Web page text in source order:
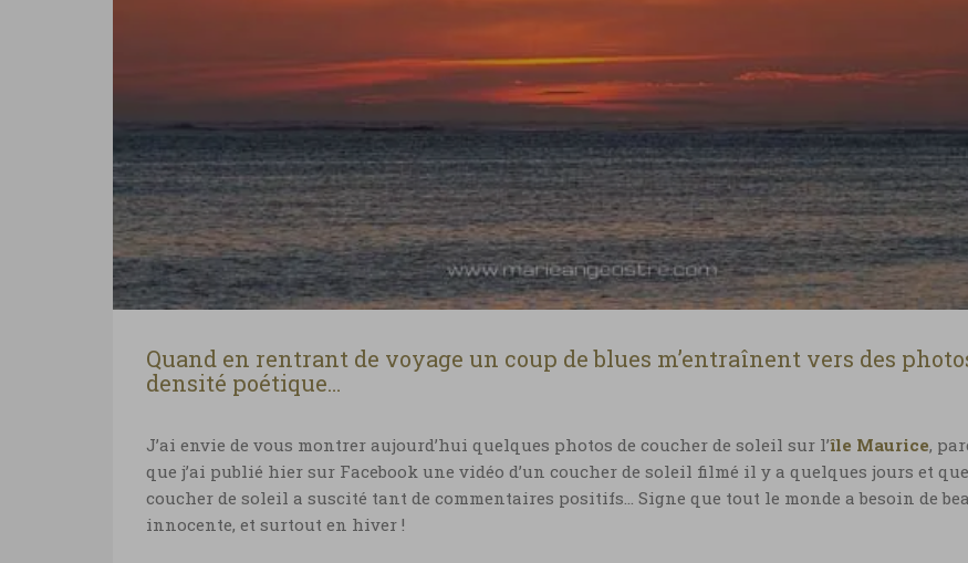
Quand en rentrant de voyage un coup de blues m’entraînent vers des
densité poétique…
J’ai envie de vous montrer aujourd’hui quelques photos de coucher de soleil sur l’île Maurice,
que j’ai publié hier sur Facebook une vidéo d’un coucher de soleil filmé il y a quelques jours et
coucher de soleil a suscité tant de commentaires positifs… Signe que tout le monde a besoin de
innocente, et surtout en hiver !